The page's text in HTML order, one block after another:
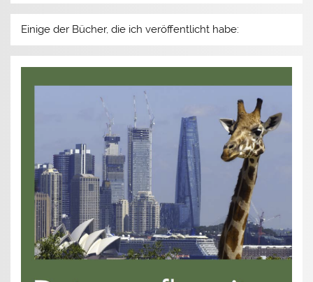
Einige der Bücher, die ich veröffentlicht habe: